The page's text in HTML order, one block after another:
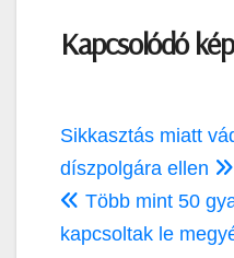
Kapcsolódó
Bejegyzés
navigáció
Sikkasztás miatt
díszpolgára ellen
Több mint 50
kapcsoltak le